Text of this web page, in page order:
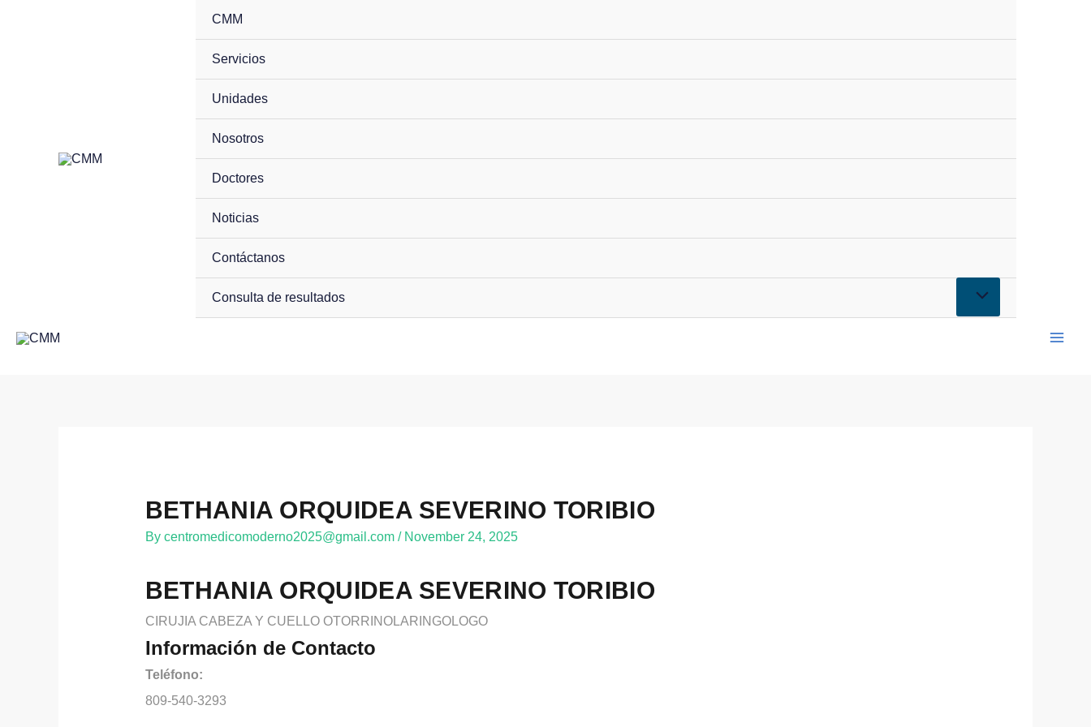
CMM
Servicios
Unidades
Nosotros
Doctores
Noticias
Contáctanos
Consulta de resultados
BETHANIA ORQUIDEA SEVERINO TORIBIO
By centromedicomoderno2025@gmail.com / November 24, 2025
BETHANIA ORQUIDEA SEVERINO TORIBIO
CIRUJIA CABEZA Y CUELLO OTORRINOLARINGOLOGO
Información de Contacto
Teléfono:
809-540-3293